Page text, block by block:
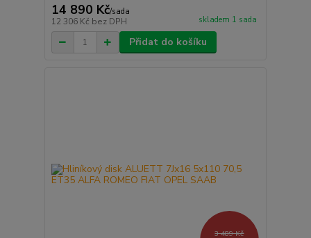
14 890 Kč/sada
12 306 Kč bez DPH skladem 1 sada
Přidat do košíku
3 489 Kč